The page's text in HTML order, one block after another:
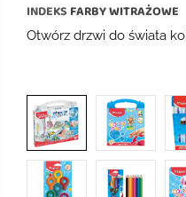
INDEKS FARBY WITRAŻOWE
Otwórz drzwi do świata